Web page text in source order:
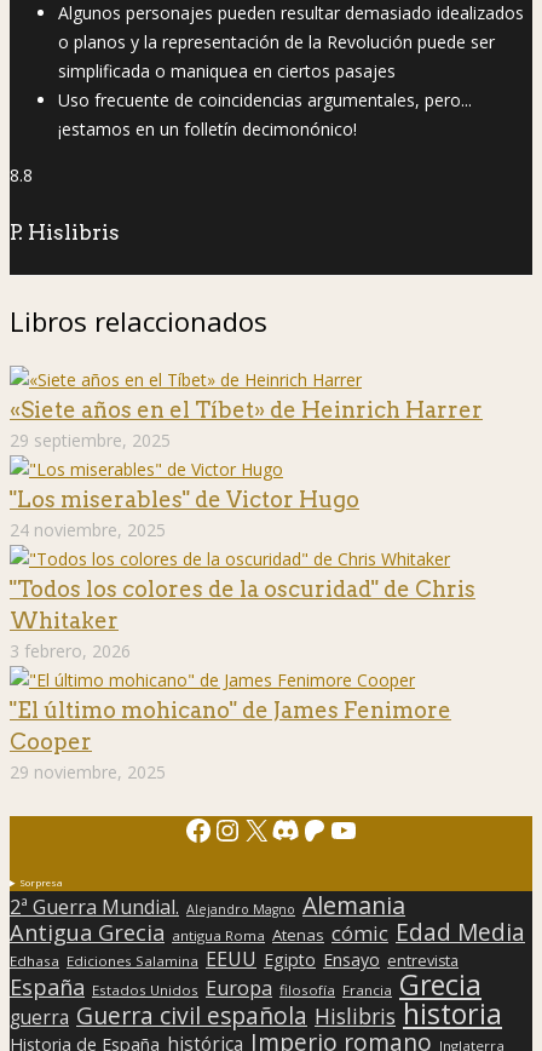
Algunos personajes pueden resultar demasiado idealizados
o planos y la representación de la Revolución puede ser
simplificada o maniquea en ciertos pasajes
Uso frecuente de coincidencias argumentales, pero...
¡estamos en un folletín decimonónico!
8.8
P. Hislibris
Libros relaccionados
«Siete años en el Tíbet» de Heinrich Harrer
29 septiembre, 2025
"Los miserables" de Victor Hugo
24 noviembre, 2025
"Todos los colores de la oscuridad" de Chris
Whitaker
3 febrero, 2026
"El último mohicano" de James Fenimore
Cooper
29 noviembre, 2025
Facebook
Instagram
X Discord
Patreon
YouTube
Sorpresa
2ª Guerra Mundial. Alejandro Magno Alemania
Antigua Grecia antigua Roma Atenas cómic Edad Media
Edhasa Ediciones Salamina EEUU Egipto Ensayo entrevista
España Estados Unidos Europa filosofía Francia Grecia
guerra Guerra civil española Hislibris historia
Historia de España histórica Imperio romano Inglaterra